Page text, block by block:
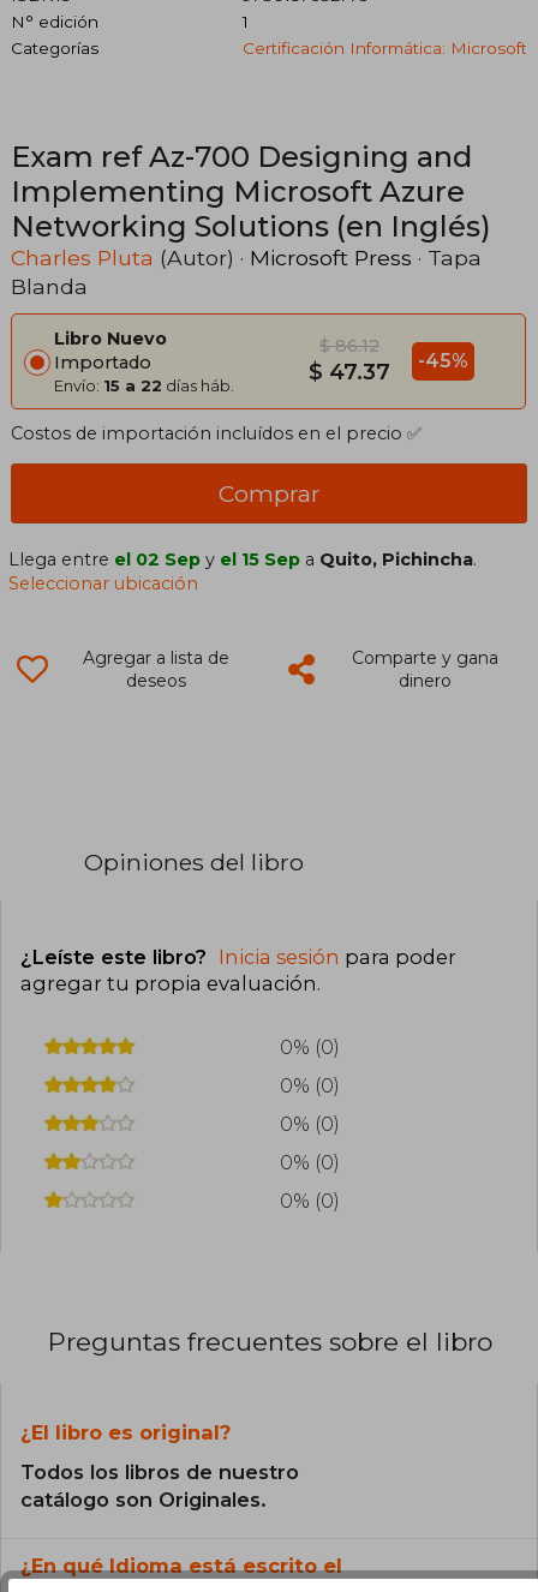
N° edición
1
Categorías
Certificación Informática: Microsoft
Exam ref Az-700 Designing and
Implementing Microsoft Azure
Networking Solutions (en Inglés)
Charles Pluta (Autor) · Microsoft Press · Tapa
Blanda
Libro Nuevo
Importado
Envío: 15 a 22 días háb.
$ 86.12
$ 47.37 -45%
Costos de importación incluídos en el precio ✅
Comprar
Llega entre el 02 Sep y el 15 Sep a Quito, Pichincha.
Seleccionar ubicación
Agregar a lista de
deseos
Comparte y gana
dinero
Opiniones del libro
¿Leíste este libro? Inicia sesión para poder
agregar tu propia evaluación.
0% (0)
0% (0)
0% (0)
0% (0)
0% (0)
Preguntas frecuentes sobre el libro
¿El libro es original?
Todos los libros de nuestro
catálogo son Originales.
¿En qué Idioma está escrito el